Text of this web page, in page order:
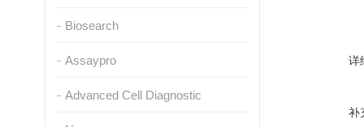
Biosearch
Assaypro
Advanced Cell Diagnostic
详
补